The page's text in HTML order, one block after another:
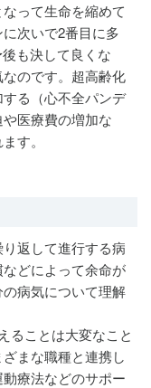
って生命を縮めて
次いで2番目に多
も決して良くな
のです。超高齢化
る（心不全パンデ
医療費の増加な
す。
返して進行する病
どによって余命が
病気について理解
ることは大変なこと
まな職種と連携し
療法などのサポー